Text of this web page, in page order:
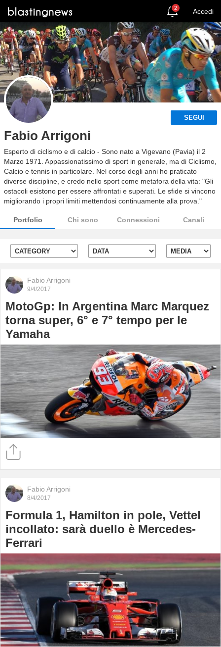
2 Accedi
SEGUI
Fabio Arrigoni
Esperto di ciclismo e di calcio - Sono nato a Vigevano (Pavia) il 2
Marzo 1971. Appassionatissimo di sport in generale, ma di Ciclismo,
Calcio e tennis in particolare. Nel corso degli anni ho praticato
diverse discipline, e credo nello sport come metafora della vita: "Gli
ostacoli esistono per essere affrontati e superati. Le sfide si vincono
migliorando i propri limiti mettendosi continuamente alla prova."
Portfolio Chi sono Connessioni Canali
Fabio Arrigoni
9/4/2017
MotoGp: In Argentina Marc Marquez
torna super, 6° e 7° tempo per le
Yamaha
Fabio Arrigoni
8/4/2017
Formula 1, Hamilton in pole, Vettel
incollato: sarà duello è Mercedes-
Ferrari